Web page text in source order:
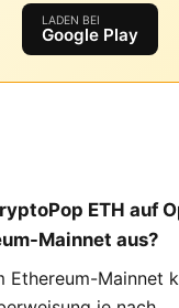
LADEN BEI
Google Play
ETH auf
Mainnet aus?
Ethereum-Mainnet